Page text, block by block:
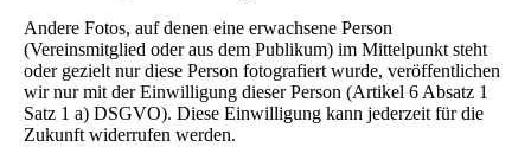
Andere Fotos, auf denen eine erwachsene Person
(Vereinsmitglied oder aus dem Publikum) im Mittelpunkt steht
oder gezielt nur diese Person fotografiert wurde, veröffentlichen
wir nur mit der Einwilligung dieser Person (Artikel 6 Absatz 1
Satz 1 a) DSGVO). Diese Einwilligung kann jederzeit für die
Zukunft widerrufen werden.